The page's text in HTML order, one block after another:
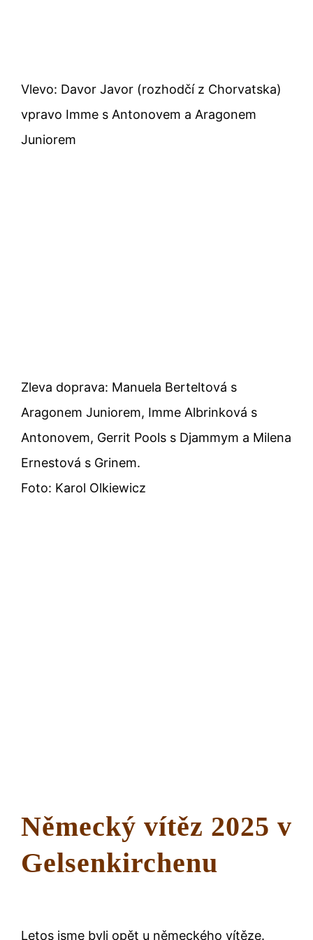
Vlevo: Davor Javor (rozhodčí z Chorvatska)
vpravo Imme s Antonovem a Aragonem
Juniorem
Zleva doprava: Manuela Berteltová s
Aragonem Juniorem, Imme Albrinková s
Antonovem, Gerrit Pools s Djammym a Milena
Ernestová s Grinem.
Foto: Karol Olkiewicz
Německý vítěz 2025 v
Gelsenkirchenu
Letos jsme byli opět u německého vítěze.